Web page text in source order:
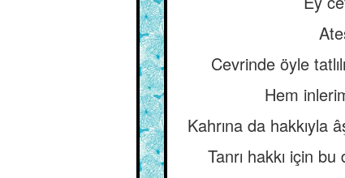
Cevrinde öyle
Hem
Kahrına da hakkıyla
Tanrı hakkı için